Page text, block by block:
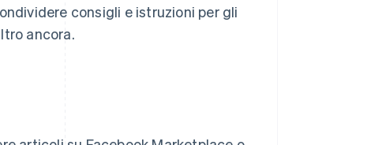
consigli e istruzioni per gli
ancora.